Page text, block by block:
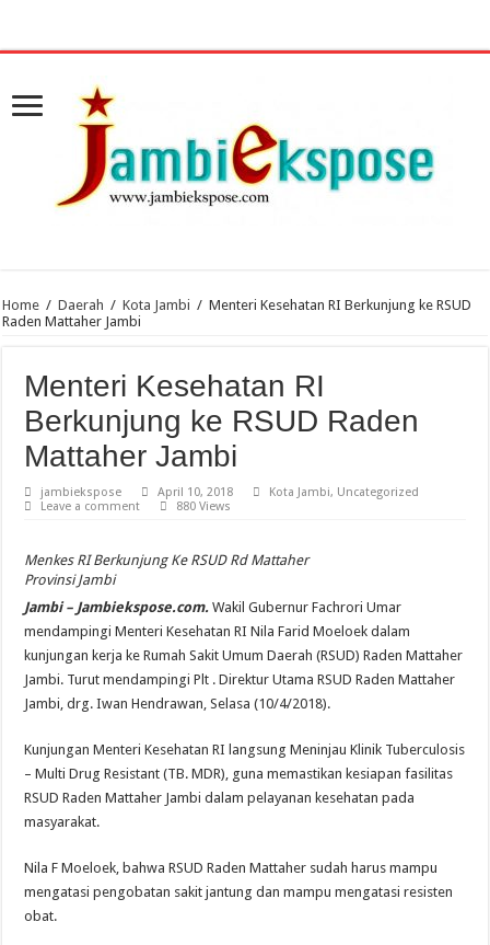
Home / Daerah / Kota Jambi / Menteri Kesehatan RI Berkunjung ke RSUD
Raden Mattaher Jambi
Menteri Kesehatan RI
Berkunjung ke RSUD Raden
Mattaher Jambi
jambiekspose April 10, 2018 Kota Jambi, Uncategorized
Leave a comment
880 Views
Menkes RI Berkunjung Ke RSUD Rd Mattaher
Provinsi Jambi
Jambi – Jambiekspose.com. Wakil Gubernur Fachrori Umar
mendampingi Menteri Kesehatan RI Nila Farid Moeloek dalam
kunjungan kerja ke Rumah Sakit Umum Daerah (RSUD) Raden Mattaher
Jambi. Turut mendampingi Plt . Direktur Utama RSUD Raden Mattaher
Jambi, drg. Iwan Hendrawan, Selasa (10/4/2018).
Kunjungan Menteri Kesehatan RI langsung Meninjau Klinik Tuberculosis
– Multi Drug Resistant (TB. MDR), guna memastikan kesiapan fasilitas
RSUD Raden Mattaher Jambi dalam pelayanan kesehatan pada
masyarakat.
Nila F Moeloek, bahwa RSUD Raden Mattaher sudah harus mampu
mengatasi pengobatan sakit jantung dan mampu mengatasi resisten
obat.